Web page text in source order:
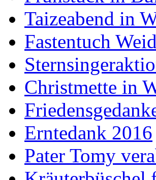
Taizeabend in
Fastentuch
Christmette in
Erntedank 2016
Pater Tomy